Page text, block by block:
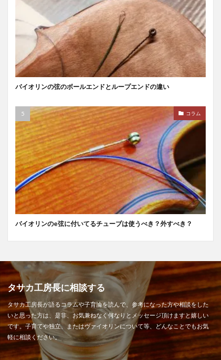
バイオリンの弦のボールエンドとループエンドの違い
コラム
バイオリンのe弦に付いてるチューブは使うべき？外すべき？
タサカ工房長に相談する
タサカ工房長が語るコラムや子育論を読んで、参考になった方や相談をした
いと思った方は、是非、お気兼ねなく何なりとメッセージ頂けますと嬉しい
です。子育てや独立、またはヴァイオリンについて等、どんなことでもお気
軽に相談ください。